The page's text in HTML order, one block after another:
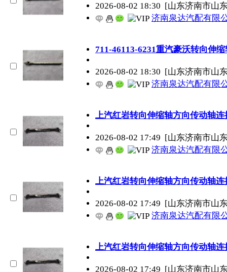
2026-08-02 18:30 [山东济南市山
济南泉达汽配有限
711-46113-6231重汽豪沃转向伸
2026-08-02 18:30 [山东济南市山
济南泉达汽配有限
上汽红岩转向伸缩轴方向传动轴连
2026-08-02 17:49 [山东济南市山
济南泉达汽配有限
上汽红岩转向伸缩轴方向传动轴连
2026-08-02 17:49 [山东济南市山
济南泉达汽配有限
上汽红岩转向伸缩轴方向传动轴连
2026-08-02 17:49 [山东济南市山